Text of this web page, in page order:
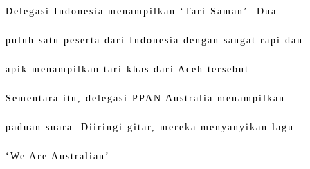
Delegasi Indonesia menampilkan ‘Tari Saman’. Dua
puluh satu peserta dari Indonesia dengan sangat rapi dan
apik menampilkan tari khas dari Aceh tersebut.
Sementara itu, delegasi PPAN Australia menampilkan
paduan suara. Diiringi gitar, mereka menyanyikan lagu
‘We Are Australian’.